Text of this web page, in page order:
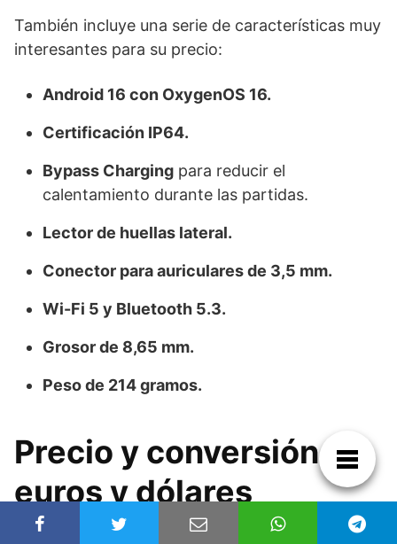
También incluye una serie de características muy
interesantes para su precio:
Android 16 con OxygenOS 16.
Certificación IP64.
Bypass Charging para reducir el
calentamiento durante las partidas.
Lector de huellas lateral.
Conector para auriculares de 3,5 mm.
Wi-Fi 5 y Bluetooth 5.3.
Grosor de 8,65 mm.
Peso de 214 gramos.
Precio y conversión a
euros y dólares
El OnePlus N6x se ha puesto a la venta en India